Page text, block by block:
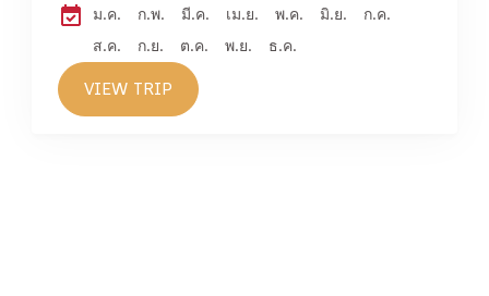
ม.ค.
ก.พ. มี.ค. เม.ย. พ.ค. มิ.ย.
ก.ค.
ส.ค.
ก.ย. ต.ค. พ.ย. ธ.ค.
VIEW TRIP